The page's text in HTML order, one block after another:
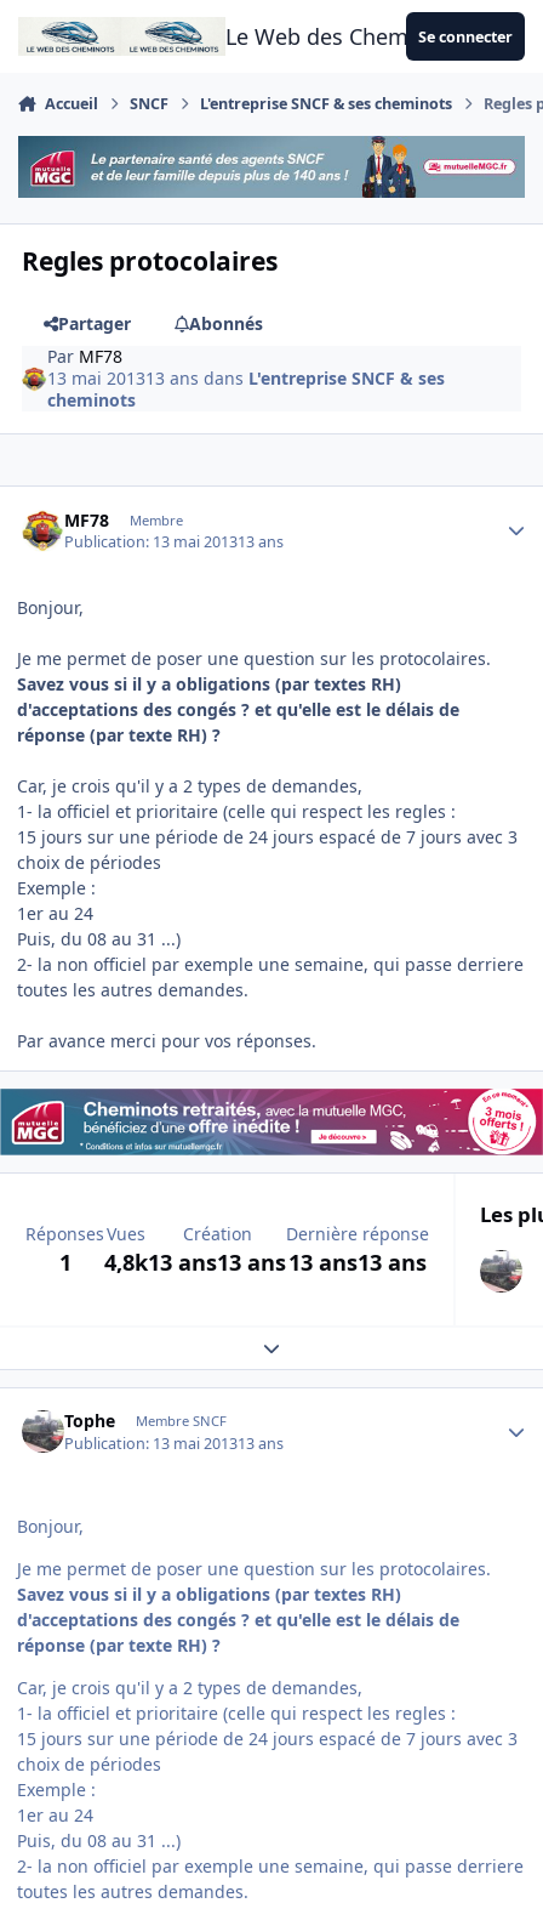
Aller au contenu
Le Web des CheminotsSe connecter
Accueil SNCF L'entreprise SNCF & ses cheminots Regles
Regles protocolaires
Partager
Abonnés
Par MF78
13 mai 201313 ans dans L'entreprise SNCF & ses
cheminots
MF78 Membre
Publication: 13 mai 201313 ans
Bonjour,
Je me permet de poser une question sur les protocolaires.
Savez vous si il y a obligations (par textes RH)
d'acceptations des congés ? et qu'elle est le délais de
réponse (par texte RH) ?
Car, je crois qu'il y a 2 types de demandes,
1- la officiel et prioritaire (celle qui respect les regles :
15 jours sur une période de 24 jours espacé de 7 jours avec 3
choix de périodes
Exemple :
1er au 24
Puis, du 08 au 31 ...)
2- la non officiel par exemple une semaine, qui passe derriere
toutes les autres demandes.
Par avance merci pour vos réponses.
Réponses
1
Vues
4,8k
Création
13 ans13 ans
Dernière réponse
13 ans13 ans
Les
Expand topic overview
Tophe Membre SNCF
Publication: 13 mai 201313 ans
Bonjour,
Je me permet de poser une question sur les protocolaires.
Savez vous si il y a obligations (par textes RH)
d'acceptations des congés ? et qu'elle est le délais de
réponse (par texte RH) ?
Car, je crois qu'il y a 2 types de demandes,
1- la officiel et prioritaire (celle qui respect les regles :
15 jours sur une période de 24 jours espacé de 7 jours avec 3
choix de périodes
Exemple :
1er au 24
Puis, du 08 au 31 ...)
2- la non officiel par exemple une semaine, qui passe derriere
toutes les autres demandes.